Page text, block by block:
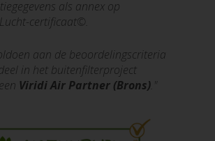
als annex op
certificaat©.
aan de beoordelingscriteria
in het buitenfilterproject
Viridi Air Partner (Brons)."